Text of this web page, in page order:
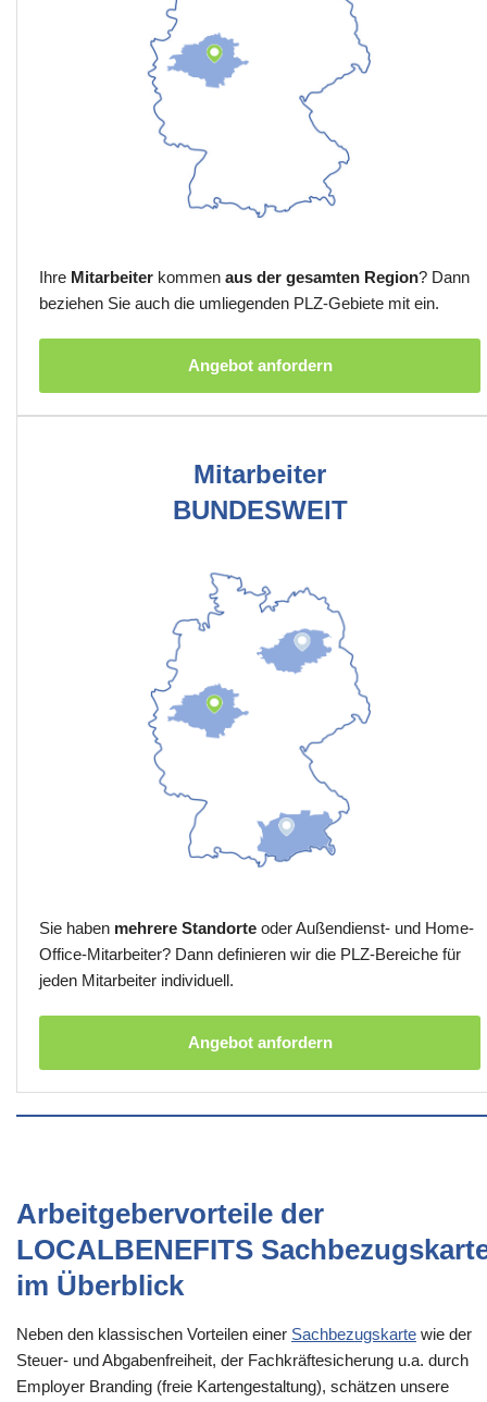
Ihre Mitarbeiter kommen aus der gesamten Region? Dann
beziehen Sie auch die umliegenden PLZ-Gebiete mit ein.
Angebot anfordern
Mitarbeiter
BUNDESWEIT
Sie haben mehrere Standorte oder Außendienst- und Home-
Office-Mitarbeiter? Dann definieren wir die PLZ-Bereiche für
jeden Mitarbeiter individuell.
Angebot anfordern
Arbeitgebervorteile der
LOCALBENEFITS
im Überblick
Neben den klassischen Vorteilen einer Sachbezugskarte wie der
Steuer- und Abgabenfreiheit, der Fachkräftesicherung u.a. durch
Employer Branding (freie Kartengestaltung), schätzen unsere